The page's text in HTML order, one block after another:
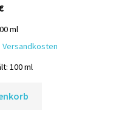
ml
Versandkosten
100ml